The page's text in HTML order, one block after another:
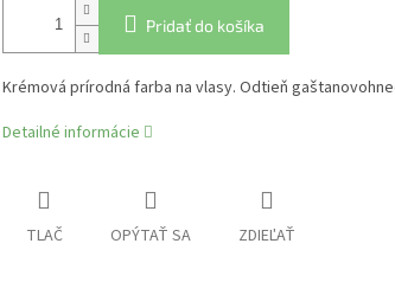
Pridať do košíka
Krémová prírodná farba na vlasy. Odtieň
Detailné informácie
TLAČ OPÝTAŤ SA ZDIEĽAŤ